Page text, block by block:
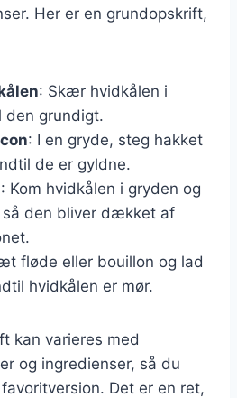
Her er en grundopskrift,
: Skær hvidkålen i
den grundigt.
: I en gryde, steg hakket
de er gyldne.
: Kom hvidkålen i gryden og
den bliver dækket af
fløde eller bouillon og lad
hvidkålen er mør.
kan varieres med
og ingredienser, så du
Det er en ret,